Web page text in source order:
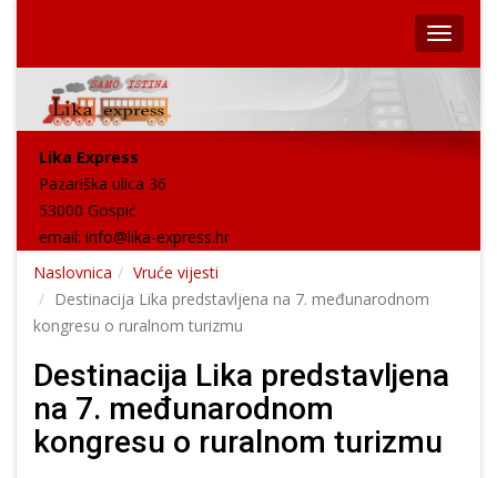
Lika Express
Pazariška ulica 36
53000 Gospić
email: info@lika-express.hr
Naslovnica
Vruće vijesti
Destinacija Lika predstavljena na 7. međunarodnom
kongresu o ruralnom turizmu
Destinacija Lika predstavljena
na 7. međunarodnom
kongresu o ruralnom turizmu